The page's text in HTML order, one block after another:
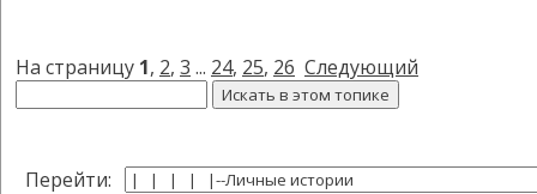
На страницу 1, 2, 3 ... 24, 25, 26 Следующий
Перейти: